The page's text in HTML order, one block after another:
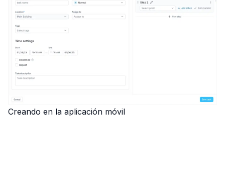
Creando en la aplicación móvil